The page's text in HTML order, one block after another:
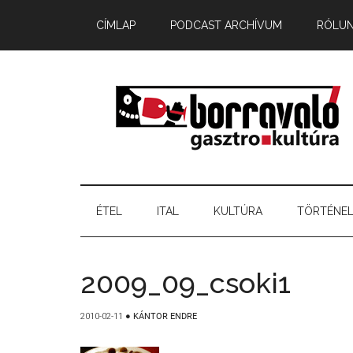
CÍMLAP PODCAST ARCHÍVUM
ÉTEL ITAL KULTÚRA
2009_09_csoki1
2010-02-11 ● KÁNTOR ENDRE